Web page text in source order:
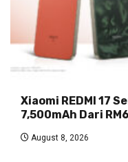
Xiaomi REDMI 17
7,500mAh Dari
August 8, 2026